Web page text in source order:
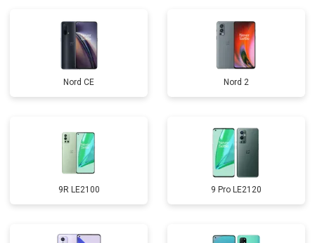
Nord CE Nord 2
9R LE2100 9 Pro LE2120